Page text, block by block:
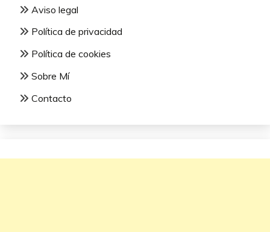
Aviso legal
Política de privacidad
Política de cookies
Sobre Mí
Contacto